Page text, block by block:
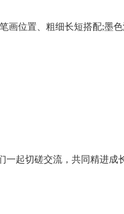
画位置、粗细⻓短搭配;墨
起切磋交流，共同精进成